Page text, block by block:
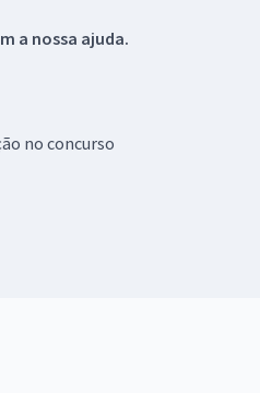
a nossa ajuda.
no concurso